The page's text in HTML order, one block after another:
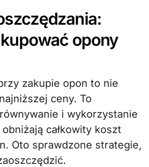
opony
zakupie opon to nie
ceny. To
i wykorzystanie
całkowity koszt
Oto sprawdzone strategie,